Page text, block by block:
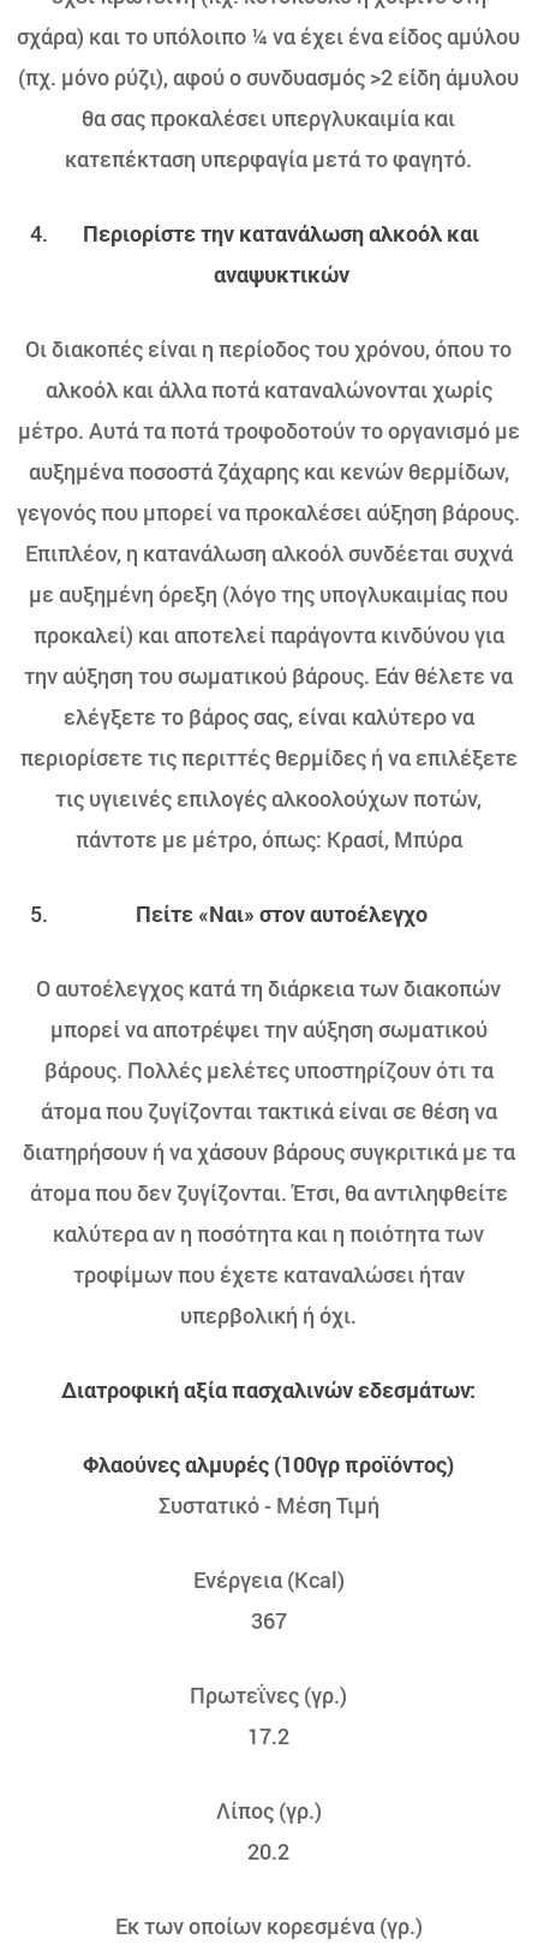
σχάρα) και το υπόλοιπο ¼ να έχει ένα είδος αμύλου
(πχ. μόνο ρύζι), αφού ο συνδυασμός >2 είδη άμυλου
θα σας προκαλέσει υπεργλυκαιμία και
κατεπέκταση υπερφαγία μετά το φαγητό.
Περιορίστε την κατανάλωση αλκοόλ και
αναψυκτικών
Οι διακοπές είναι η περίοδος του χρόνου, όπου το
αλκοόλ και άλλα ποτά καταναλώνονται χωρίς
μέτρο. Αυτά τα ποτά τροφοδοτούν το οργανισμό με
αυξημένα ποσοστά ζάχαρης και κενών θερμίδων,
γεγονός που μπορεί να προκαλέσει αύξηση βάρους.
Επιπλέον, η κατανάλωση αλκοόλ συνδέεται συχνά
με αυξημένη όρεξη (λόγο της υπογλυκαιμίας που
προκαλεί) και αποτελεί παράγοντα κινδύνου για
την αύξηση του σωματικού βάρους. Εάν θέλετε να
ελέγξετε το βάρος σας, είναι καλύτερο να
περιορίσετε τις περιττές θερμίδες ή να επιλέξετε
τις υγιεινές επιλογές αλκοολούχων ποτών,
πάντοτε με μέτρο, όπως: Κρασί, Μπύρα
Πείτε «Ναι» στον αυτοέλεγχο
Ο αυτοέλεγχος κατά τη διάρκεια των διακοπών
μπορεί να αποτρέψει την αύξηση σωματικού
βάρους. Πολλές μελέτες υποστηρίζουν ότι τα
άτομα που ζυγίζονται τακτικά είναι σε θέση να
διατηρήσουν ή να χάσουν βάρους συγκριτικά με τα
άτομα που δεν ζυγίζονται. Έτσι, θα αντιληφθείτε
καλύτερα αν η ποσότητα και η ποιότητα των
τροφίμων που έχετε καταναλώσει ήταν
υπερβολική ή όχι.
Διατροφική αξία πασχαλινών εδεσμάτων:
Φλαούνες αλμυρές (100γρ προϊόντος)
Συστατικό - Μέση Τιμή
Ενέργεια (Kcal)
367
Πρωτεΐνες (γρ.)
17.2
Λίπος (γρ.)
20.2
Εκ των οποίων κορεσμένα (γρ.)